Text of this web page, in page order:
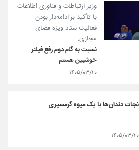
وزیر ارتباطات و فناوری اطلاعات
با تأکید بر ادامه‌دار بودن
فعالیت ستاد ویژه فضای
مجازی:
نسبت به گام دوم رفع فیلتر
خوشبین هستم
۱۴۰۵/۰۳/۲۰
نجات دندان‌ها با یک میوه گرمسیری
۱۴۰۵/۰۳/۲۰